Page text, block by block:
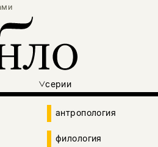
серии
антропология
филология